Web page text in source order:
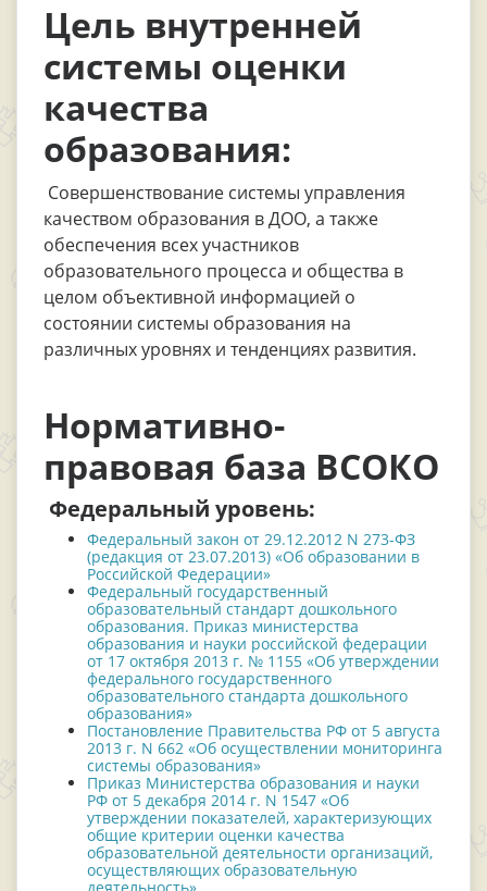
Цель внутренней
системы оценки
качества
образования:
Совершенствование системы управления
качеством образования в ДОО, а также
обеспечения всех участников
образовательного процесса и общества в
целом объективной информацией о
состоянии системы образования на
различных уровнях и тенденциях развития.
Нормативно-
правовая база ВСОКО
Федеральный уровень:
Федеральный закон от 29.12.2012 N 273-ФЗ
(редакция от 23.07.2013) «Об образовании в
Российской Федерации»
Федеральный государственный
образовательный стандарт дошкольного
образования. Приказ министерства
образования и науки российской федерации
от 17 октября 2013 г. № 1155 «Об утверждении
федерального государственного
образовательного стандарта дошкольного
образования»
Постановление Правительства РФ от 5 августа
2013 г. N 662 «Об осуществлении мониторинга
системы образования»
Приказ Министерства образования и науки
РФ от 5 декабря 2014 г. N 1547 «Об
утверждении показателей, характеризующих
общие критерии оценки качества
образовательной деятельности организаций,
осуществляющих образовательную